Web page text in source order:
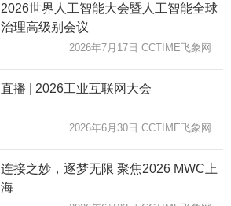
2026世界人工智能大会暨人工智能全球
治理高级别会议
2026年7月17日 CCTIME飞象网
直播 | 2026工业互联网大会
2026年6月30日 CCTIME飞象网
连接之妙，逐梦无限 聚焦2026 MWC上
海